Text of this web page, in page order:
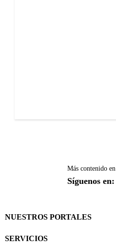
Más contenido en
Síguenos en:
NUESTROS PORTALES
SERVICIOS